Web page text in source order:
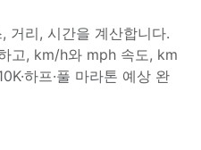
거리, 시간을 계산합니다.
고, km/h와 mph 속도, km
하프·풀 마라톤 예상 완